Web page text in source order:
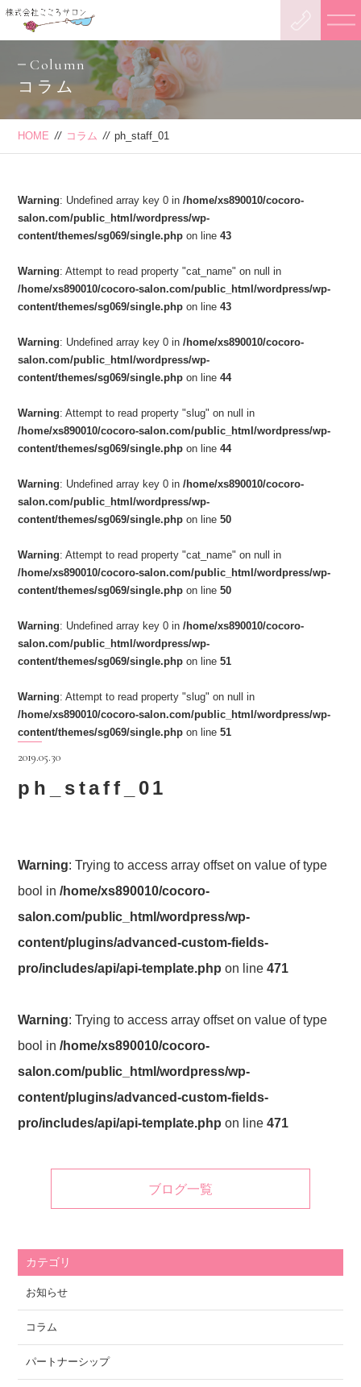
Column
コラム
HOME // コラム // ph_staff_01
Warning: Undefined array key 0 in/home/xs890010/cocoro-
salon.com/public_html/wordpress/wp-
content/themes/sg069/single.php on line43
Warning: Attempt to read property "cat_name" on null in
/home/xs890010/cocoro-salon.com/public_html/wordpress/wp-
content/themes/sg069/single.php on line43
Warning: Undefined array key 0 in/home/xs890010/cocoro-
salon.com/public_html/wordpress/wp-
content/themes/sg069/single.php on line44
Warning: Attempt to read property "slug" on null in
/home/xs890010/cocoro-salon.com/public_html/wordpress/wp-
content/themes/sg069/single.php on line44
Warning: Undefined array key 0 in/home/xs890010/cocoro-
salon.com/public_html/wordpress/wp-
content/themes/sg069/single.php on line50
Warning: Attempt to read property "cat_name" on null in
/home/xs890010/cocoro-salon.com/public_html/wordpress/wp-
content/themes/sg069/single.php on line50
Warning: Undefined array key 0 in/home/xs890010/cocoro-
salon.com/public_html/wordpress/wp-
content/themes/sg069/single.php on line51
Warning: Attempt to read property "slug" on null in
/home/xs890010/cocoro-salon.com/public_html/wordpress/wp-
content/themes/sg069/single.php on line51
2019.05.30
ph_staff_01
Warning: Trying to access array offset on value of type
bool in/home/xs890010/cocoro-
salon.com/public_html/wordpress/wp-
content/plugins/advanced-custom-fields-
pro/includes/api/api-template.php on line471
Warning: Trying to access array offset on value of type
bool in/home/xs890010/cocoro-
salon.com/public_html/wordpress/wp-
content/plugins/advanced-custom-fields-
pro/includes/api/api-template.php on line471
ブログ一覧
カテゴリ
お知らせ
コラム
パートナーシップ